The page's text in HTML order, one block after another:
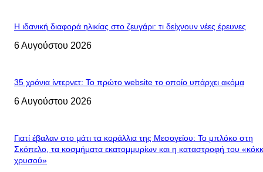
Η ιδανική διαφορά ηλικίας στο ζευγάρι: τι δείχνουν νέες έρευνες
6 Αυγούστου 2026
35 χρόνια ίντερνετ: Το πρώτο website το οποίο υπάρχει ακόμα
6 Αυγούστου 2026
Γιατί έβαλαν στο μάτι τα κοράλλια της Μεσογείου: Το μπλόκο στη
Σκόπελο, τα κοσμήματα εκατομμυρίων και η καταστροφή του
χρυσού»